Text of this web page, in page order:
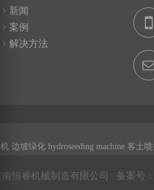
新闻
案例
解决方法
机 边坡绿化 hydroseeding machine 客土喷
南恒睿机械制造有限公司 备案号：